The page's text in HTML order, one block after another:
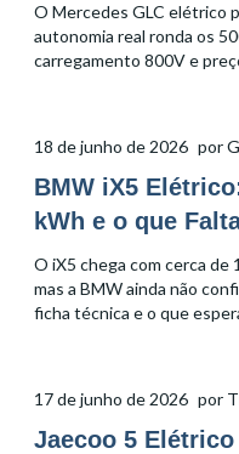
O Mercedes GLC elétrico
autonomia real ronda os
carregamento 800V e
18 de junho de 2026 por
BMW iX5
kWh e o que
O iX5 chega com cerca de
mas a BMW ainda não
ficha técnica e o que
17 de junho de 2026 por
Jaecoo 5